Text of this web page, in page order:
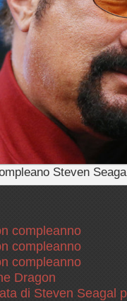
Steven
compleanno
compleanno
compleanno
Dragon
di Steven Seagal